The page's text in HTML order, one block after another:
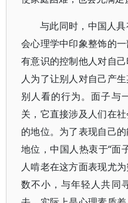
与此同时，中国人
会心理学中印象整饰的
有意识的控制他人对自
人为了让别人对自己产
别人看的行为。面子与
关，它直接涉及人们在
的地位。为了表现自己
地位，中国人热衷于“面
人啃老在这方面表现尤
数不小，与年轻人共同